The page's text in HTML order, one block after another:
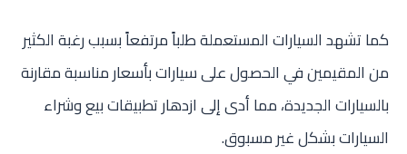
كما تشهد السيارات المستعملة طلباً مرتفعاً بسبب رغبة الكثير
من المقيمين في الحصول على سيارات بأسعار مناسبة مقارنة
بالسيارات الجديدة، مما أدى إلى ازدهار تطبيقات بيع وشراء
السيارات بشكل غير مسبوق.